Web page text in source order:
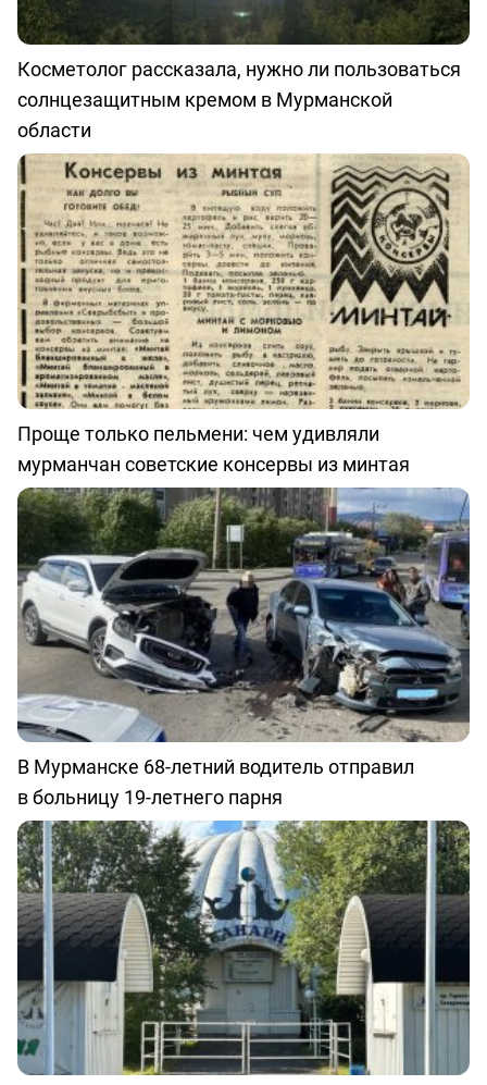
Косметолог рассказала, нужно ли пользоваться
солнцезащитным кремом в Мурманской
области
Проще только пельмени: чем удивляли
мурманчан советские консервы из минтая
В Мурманске 68-летний водитель отправил
в больницу 19-летнего парня